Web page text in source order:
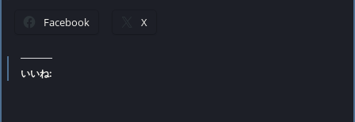
Facebook X
いいね: